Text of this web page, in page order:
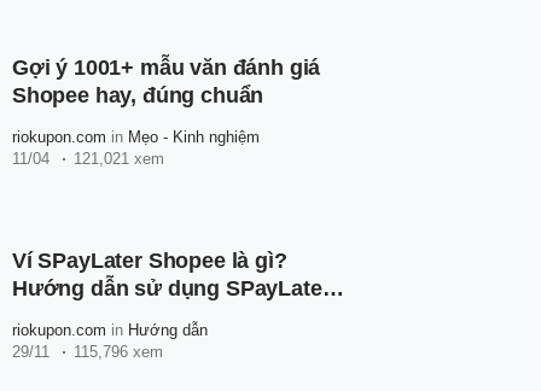
Gợi ý 1001+ mẫu văn đánh giá
Shopee hay, đúng chuẩn
riokupon.com in Mẹo - Kinh nghiệm
11/04
121,021 xem
Ví SPayLater Shopee là gì?
Hướng dẫn sử dụng SPayLater
Shopee cho người mới
riokupon.com in Hướng dẫn
29/11
115,796 xem